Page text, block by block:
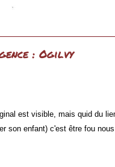
: Ogilvy
est visible, mais quid du
son enfant) c'est être fou